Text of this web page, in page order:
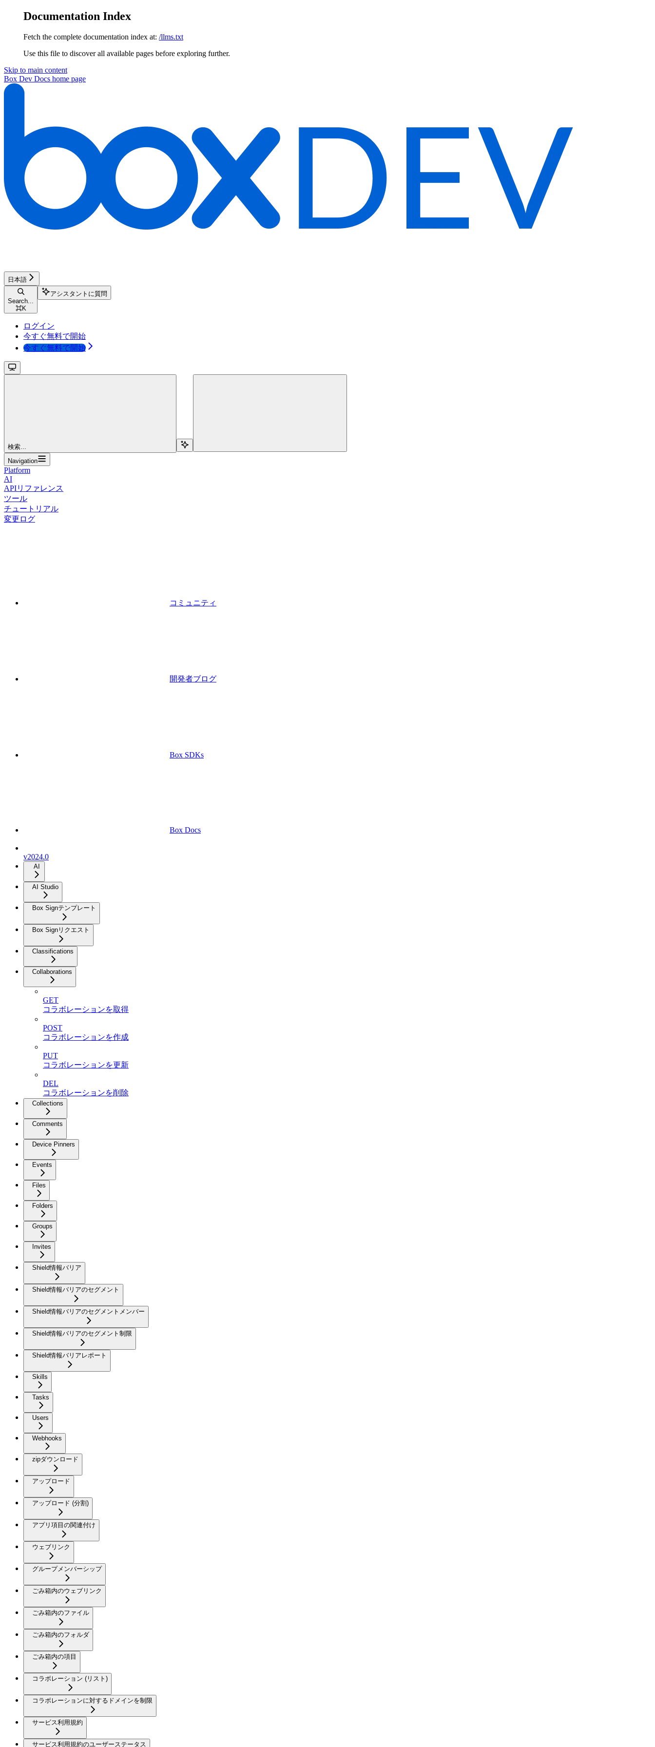
Documentation Index
Fetch the complete documentation index at: /llms.txt
Use this file to discover all available pages before exploring further.
Skip to main content
Box Dev Docs home page
日本語
Search...
⌘K
アシスタントに質問
ログイン
今すぐ無料で開始
今すぐ無料で開始
検索...
Navigation
Platform
AI
APIリファレンス
ツール
チュートリアル
変更ログ
コミュニティ
開発者ブログ
Box SDKs
Box Docs
v2024.0
AI
AI Studio
Box Signテンプレート
Box Signリクエスト
Classifications
Collaborations
GET
コラボレーションを取得
POST
コラボレーションを作成
PUT
コラボレーションを更新
DEL
コラボレーションを削除
Collections
Comments
Device Pinners
Events
Files
Folders
Groups
Invites
Shield情報バリア
Shield情報バリアのセグメント
Shield情報バリアのセグメントメンバー
Shield情報バリアのセグメント制限
Shield情報バリアレポート
Skills
Tasks
Users
Webhooks
zipダウンロード
アップロード
アップロード (分割)
アプリ項目の関連付け
ウェブリンク
グループメンバーシップ
ごみ箱内のウェブリンク
ごみ箱内のファイル
ごみ箱内のフォルダ
ごみ箱内の項目
コラボレーション (リスト)
コラボレーションに対するドメインを制限
サービス利用規約
サービス利用規約のユーザーステータス